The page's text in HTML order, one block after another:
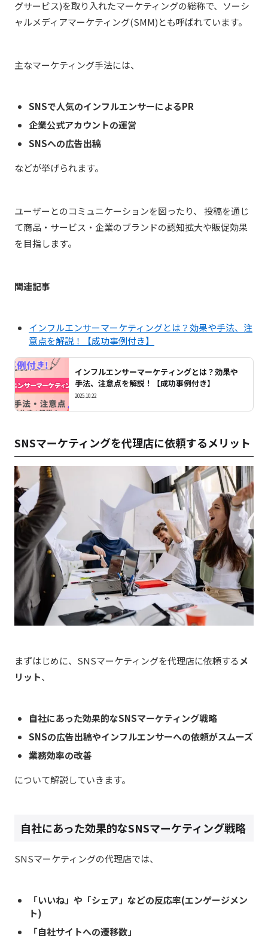
グサービス)を取り入れたマーケティングの総称で、ソーシ
ャルメディアマーケティング(SMM)とも呼ばれています。
主なマーケティング手法には、
SNSで人気のインフルエンサーによるPR
企業公式アカウントの運営
SNSへの広告出稿
などが挙げられます。
ユーザーとのコミュニケーションを図ったり、 投稿を通じ
て商品・サービス・企業のブランドの認知拡大や販促効果
を目指します。
関連記事
インフルエンサーマーケティングとは？効果や手法、注
意点を解説！【成功事例付き】
インフルエンサーマーケティングとは？効果や
手法、注意点を解説！【成功事例付き】
2025.10.22
SNSマーケティングを代理店に依頼するメリット
まずはじめに、SNSマーケティングを代理店に依頼する メ
リット、
自社にあった効果的なSNSマーケティング戦略
SNSの広告出稿やインフルエンサーへの依頼がスムーズ
業務効率の改善
について解説していきます。
自社にあった効果的なSNSマーケティング戦略
SNSマーケティングの代理店では、
「いいね」や「シェア」などの反応率(エンゲージメン
ト)
「自社サイトへの遷移数」